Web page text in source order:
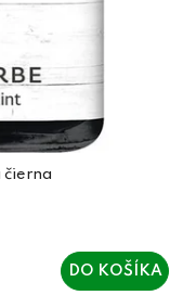
čierna
DO KOŠÍKA